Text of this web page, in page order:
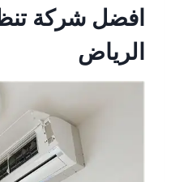
افضل شركة
الرياض